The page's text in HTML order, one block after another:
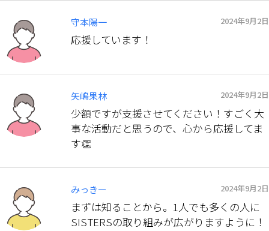
守本陽一 2024年9月2日
応援しています！
矢嶋果林 2024年9月2日
少額ですが支援させてください！すごく大
事な活動だと思うので、心から応援してま
す👏
みっきー 2024年9月2日
まずは知ることから。1人でも多くの人に
SISTERSの取り組みが広がりますように！